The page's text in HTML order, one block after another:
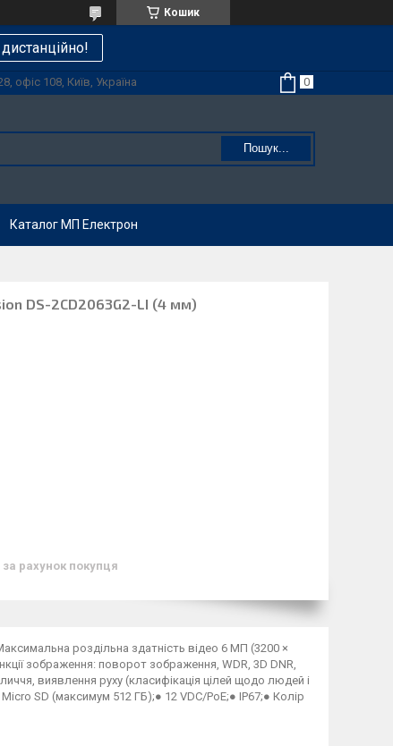
Кошик
офіс 108, Київ, Україна
Пошук...
Каталог МП Електрон
DS-2CD2063G2-LI (4 мм)
за рахунок покупця
роздільна здатність відео 6 МП (3200 ×
зображення: поворот зображення, WDR, 3D DNR,
виявлення руху (класифікація цілей щодо людей і
SD (максимум 512 ГБ);● 12 VDC/PoE;● IP67;● Колір